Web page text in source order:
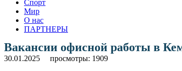
Спорт
Мир
О нас
ПАРТНЕРЫ
Вакансии офисной работы в
30.01.2025 просмотры: 1909